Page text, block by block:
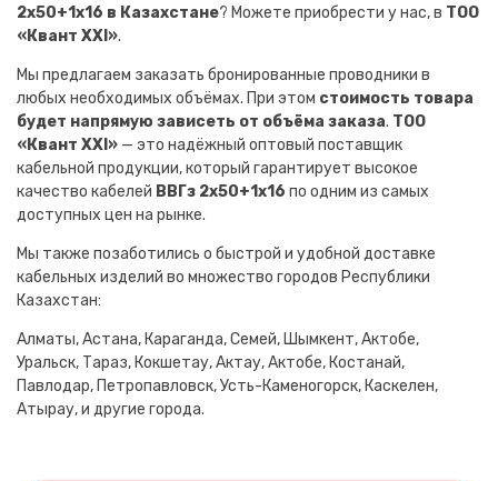
2х50+1х16 в Казахстане? Можете приобрести у нас, в ТОО
«Квант XXI».
Мы предлагаем заказать бронированные проводники в
любых необходимых объёмах. При этом стоимость товара
будет напрямую зависеть от объёма заказа. ТОО
«Квант XXI» — это надёжный оптовый поставщик
кабельной продукции, который гарантирует высокое
качество кабелей ВВГз 2х50+1х16 по одним из самых
доступных цен на рынке.
Мы также позаботились о быстрой и удобной доставке
кабельных изделий во множество городов Республики
Казахстан:
Алматы, Астана, Караганда, Семей, Шымкент, Актобе,
Уральск, Тараз, Кокшетау, Актау, Актобе, Костанай,
Павлодар, Петропавловск, Усть-Каменогорск, Каскелен,
Атырау, и другие города.